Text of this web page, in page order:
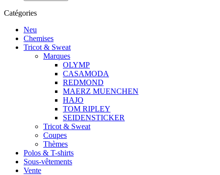
Catégories
Neu
Chemises
Tricot & Sweat
Marques
OLYMP
CASAMODA
REDMOND
MAERZ MUENCHEN
HAJO
TOM RIPLEY
SEIDENSTICKER
Tricot & Sweat
Coupes
Thèmes
Polos & T-shirts
Sous-vêtements
Vente